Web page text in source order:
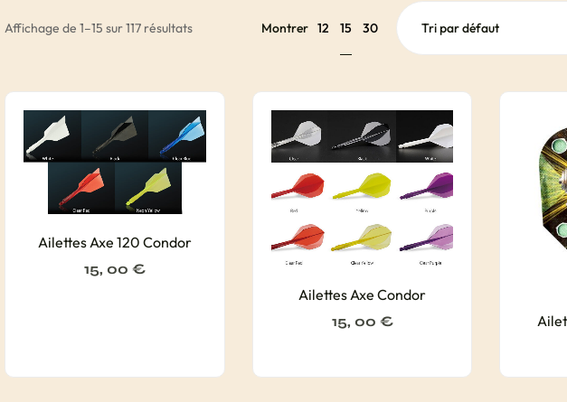
Affichage de 1–15 sur 117 résultats Montrer 12 15 30
Ailettes Axe 120 Condor
15, 00€
Ailettes Axe Condor
15, 00 €